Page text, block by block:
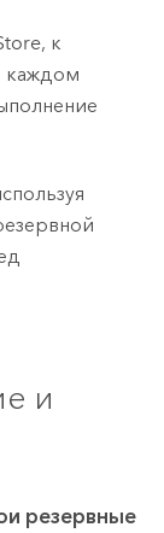
, к
каждом
и
резервные